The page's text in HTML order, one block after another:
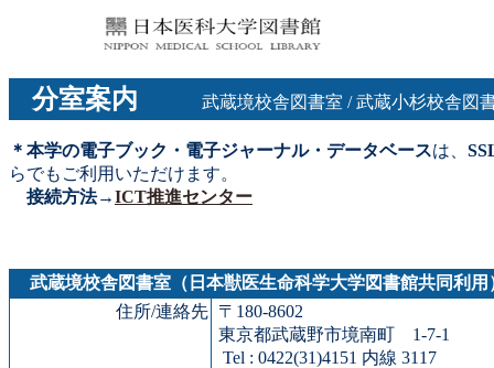
分室案内 武蔵境校舎図書室 / 武蔵小杉校舎図
＊本学の電子ブック・電子ジャーナル・データベースは、
らでもご利用いただけます。
接続方法→ICT推進センター
武蔵境校舎図書室（日本獣医生命科学大学図書館共同利用
住所/連絡先 〒180-8602
東京都武蔵野市境南町 1-7-
Tel : 0422(31)4151 内線 3117